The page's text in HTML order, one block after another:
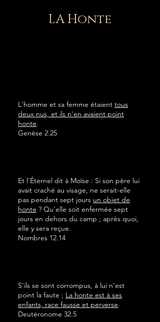
LA Honte
L'homme et sa femme étaient tous
deux nus, et ils n'en avaient point
honte.
Genèse 2.25
Et l'Éternel dit à Moïse : Si son père lui
avait craché au visage, ne serait-elle
pas pendant sept jours un objet de
honte ? Qu'elle soit enfermée sept
jours en dehors du camp ; après quoi,
elle y sera reçue.
Nombres 12.14
S'ils se sont corrompus, à lui n'est
point la faute ; La honte est à ses
enfants, race fausse et perverse.
Deutéronome 32.5